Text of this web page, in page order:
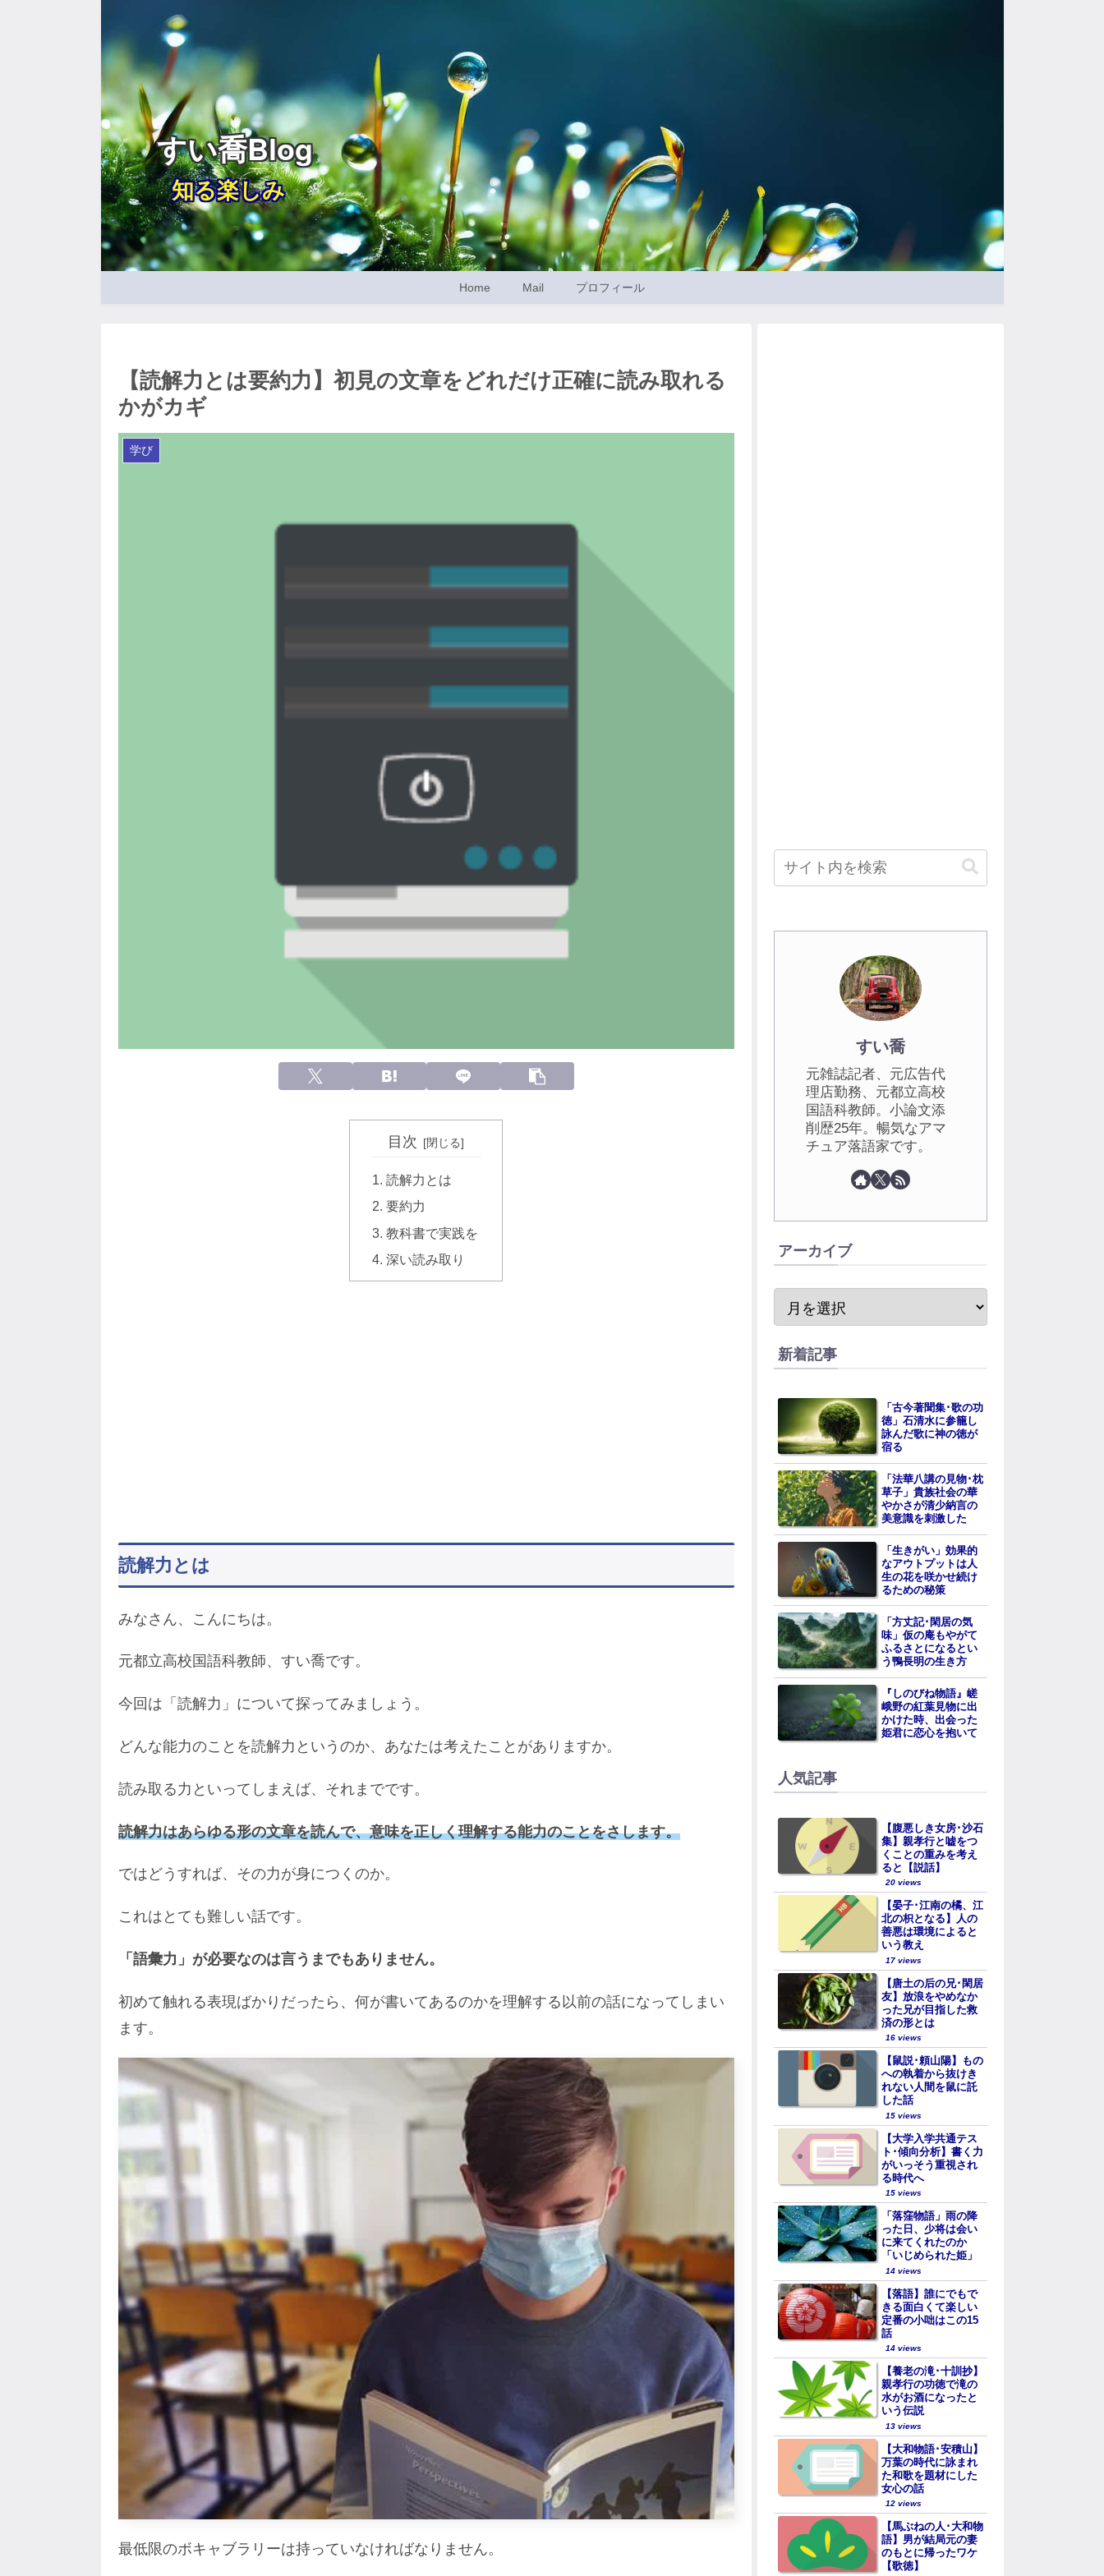
すい喬Blog
知る楽しみ
Home Mail プロフィール
【読解力とは要約力】初見の文章をどれだけ正確に読み取れる
かがカギ
学び
目次
読解力とは
要約力
教科書で実践を
深い読み取り
読解力とは
みなさん、こんにちは。
元都立高校国語科教師、すい喬です。
今回は「読解力」について探ってみましょう。
どんな能力のことを読解力というのか、あなたは考えたことがありますか。
読み取る力といってしまえば、それまでです。
読解力はあらゆる形の文章を読んで、意味を正しく理解する能力のことをさします。
ではどうすれば、その力が身につくのか。
これはとても難しい話です。
「語彙力」が必要なのは言うまでもありません。
初めて触れる表現ばかりだったら、何が書いてあるのかを理解する以前の話になってしまい
ます。
最低限のボキャブラリーは持っていなければなりません。
すい喬
元雑誌記者、元広告代
理店勤務、元都立高校
国語科教師。小論文添
削歴25年。暢気なアマ
チュア落語家です。
アーカイブ
新着記事
「古今著聞集･歌の功
徳」石清水に参籠し
詠んだ歌に神の徳が
宿る
「法華八講の見物･枕
草子」貴族社会の華
やかさが清少納言の
美意識を刺激した
「生きがい」効果的
なアウトプットは人
生の花を咲かせ続け
るための秘策
「方丈記･閑居の気
味」仮の庵もやがて
ふるさとになるとい
う鴨長明の生き方
『しのびね物語』嵯
峨野の紅葉見物に出
かけた時、出会った
姫君に恋心を抱いて
人気記事
【腹悪しき女房･沙石
集】親孝行と嘘をつ
くことの重みを考え
ると【説話】
20 views
【晏子･江南の橘、江
北の枳となる】人の
善悪は環境によると
いう教え
17 views
【唐土の后の兄･閑居
友】放浪をやめなか
った兄が目指した救
済の形とは
16 views
【鼠説･頼山陽】もの
への執着から抜けき
れない人間を鼠に託
した話
15 views
【大学入学共通テス
ト･傾向分析】書く力
がいっそう重視され
る時代へ
15 views
「落窪物語」雨の降
った日、少将は会い
に来てくれたのか
「いじめられた姫」
14 views
【落語】誰にでもで
きる面白くて楽しい
定番の小咄はこの15
話
14 views
【養老の滝･十訓抄】
親孝行の功徳で滝の
水がお酒になったと
いう伝説
13 views
【大和物語･安積山】
万葉の時代に詠まれ
た和歌を題材にした
女心の話
12 views
【馬ぶねの人･大和物
語】男が結局元の妻
のもとに帰ったワケ
【歌徳】